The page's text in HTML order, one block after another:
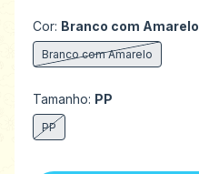
Cor: Branco com Amarelo
Branco com Amarelo
Tamanho: PP
PP